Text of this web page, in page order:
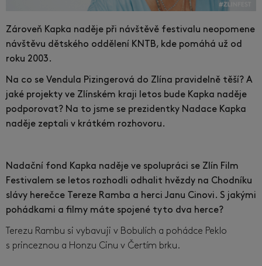
Zároveň Kapka naděje při návštěvě festivalu neopomene
návštěvu dětského oddělení KNTB, kde pomáhá už od
roku 2003.
Na co se Vendula Pizingerová do Zlína pravidelně těší? A
jaké projekty ve Zlínském kraji letos bude Kapka naděje
podporovat? Na to jsme se prezidentky Nadace Kapka
naděje zeptali v krátkém rozhovoru.
Nadační fond Kapka naděje ve spolupráci se Zlín Film
Festivalem se letos rozhodli odhalit hvězdy na Chodníku
slávy herečce Tereze Ramba a herci Janu Cinovi. S jakými
pohádkami a filmy máte spojené tyto dva herce?
Terezu Rambu si vybavuji v Bobulích a pohádce Peklo
s princeznou a Honzu Cinu v Čertím brku.